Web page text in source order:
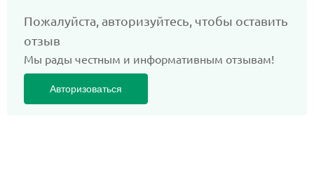
Пожалуйста, авторизуйтесь, чтобы оставить
отзыв
Мы рады честным и информативным отзывам!
Авторизоваться